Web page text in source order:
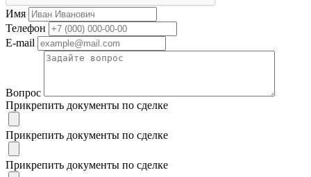
Имя
Телефон
E-mail
Вопрос
Прикрепить документы по сделке
Прикрепить документы по сделке
Прикрепить документы по сделке